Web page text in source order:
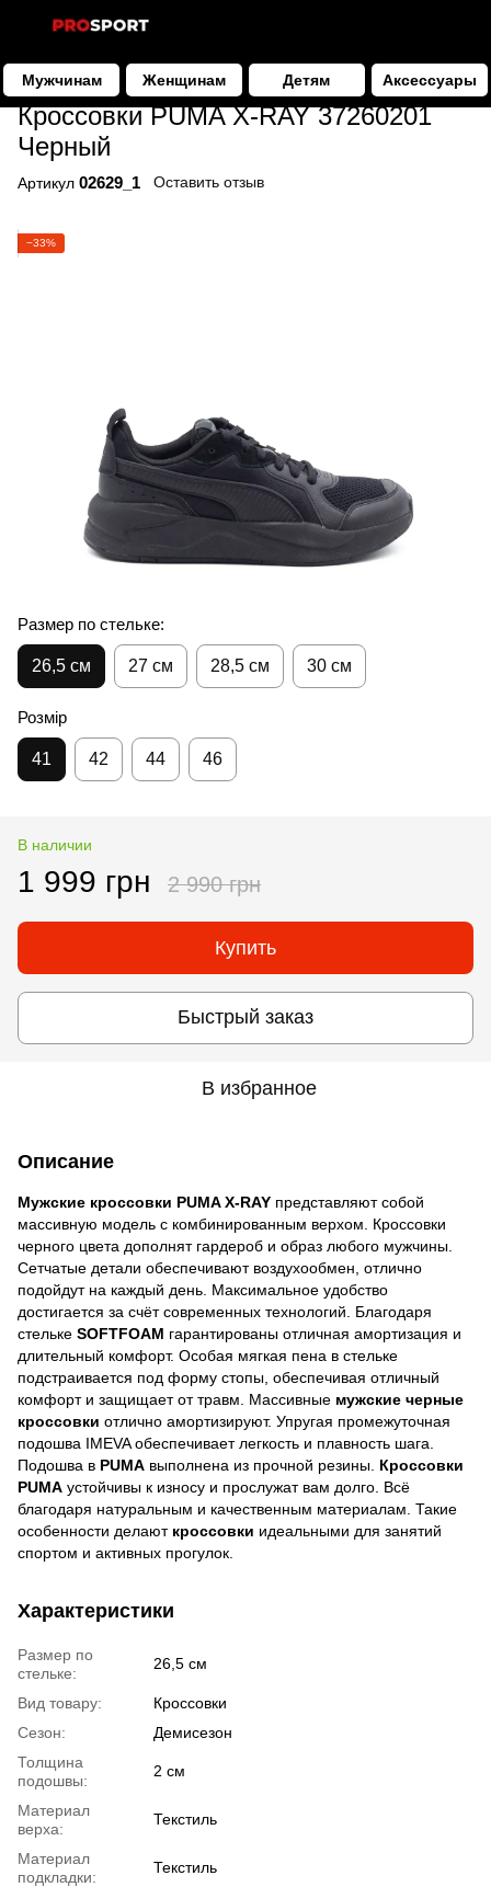
Мужчинам Женщинам Детям Аксессуары
Мужчинам Обувь Кроссовки Кроссовки PUMA Кроссовки
Кроссовки PUMA X-RAY 37260201
Черный
Артикул 02629_1 Оставить отзыв
−33%
Размер по стельке:
26,5 см 27 см 28,5 см 30 см
Розмір
41 42 44 46
В наличии
1 999 грн 2 990 грн
Купить
Быстрый заказ
В избранное
Описание
Мужские кроссовки PUMA X-RAY представляют собой
массивную модель с комбинированным верхом. Кроссовки
черного цвета дополнят гардероб и образ любого мужчины.
Сетчатые детали обеспечивают воздухообмен , отлично
подойдут на каждый день. Максимальное удобство
достигается за счёт современных технологий. Благодаря
стельке SOFTFOAM гарантированы отличная амортизация и
длительный комфорт. Особая мягкая пена в стельке
подстраивается под форму стопы, обеспечивая отличный
комфорт и защищает от травм.
Массивные мужские черные
кроссовки отлично амортизируют. Упругая промежуточная
подошва IMEVA обеспечивает легкость и плавность шага.
Подошва в PUMA выполнена из прочной резины. Кроссовки
PUMA устойчивы к износу и прослужат вам долго. Всё
благодаря натуральным и качественным материалам. Такие
особенности делают кроссовки идеальными для занятий
спортом и активных прогулок.
Характеристики
Размер по
стельке:
26,5 см
Вид товару:
Кроссовки
Сезон:
Демисезон
Толщина
подошвы:
2 см
Материал
верха:
Текстиль
Материал
подкладки:
Текстиль